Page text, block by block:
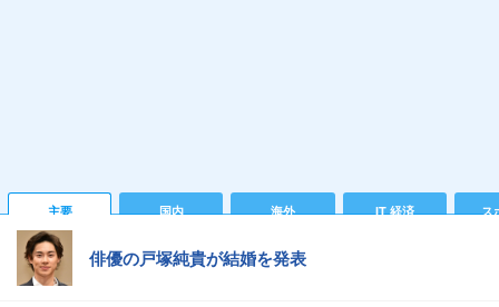
主要 国内 海外 IT 経済 ス
俳優の戸塚純貴が結婚を発表